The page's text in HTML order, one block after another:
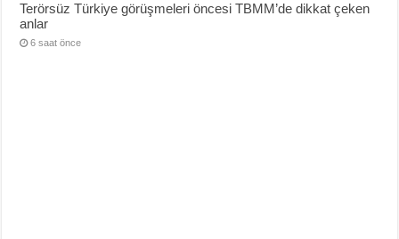
Terörsüz Türkiye görüşmeleri öncesi TBMM’de dikkat çeken
anlar
6 saat önce